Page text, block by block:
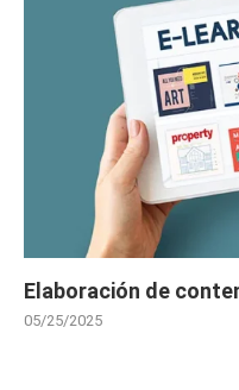
Elaboración de
05/25/2025